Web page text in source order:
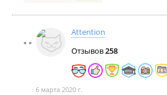
Attention
Отзывов258
6 марта 2020 г.